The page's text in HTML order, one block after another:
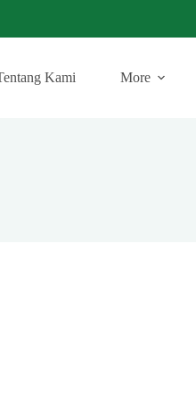
Kami More